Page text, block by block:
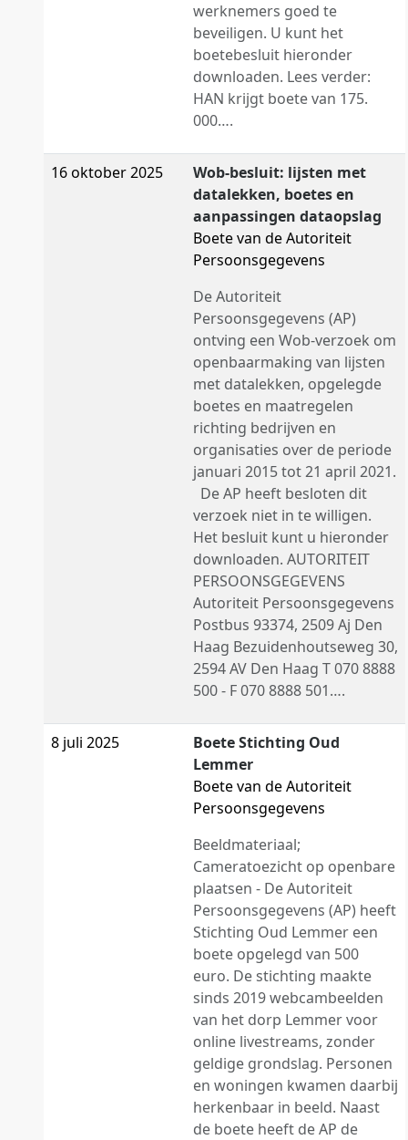
werknemers goed te
beveiligen. U kunt het
boetebesluit hieronder
downloaden. Lees verder:
HAN krijgt boete van 175.
000….
16 oktober 2025
Wob-besluit: lijsten met
datalekken, boetes en
aanpassingen dataopslag
Boete van de Autoriteit
Persoonsgegevens
De Autoriteit
Persoonsgegevens (AP)
ontving een Wob-verzoek om
openbaarmaking van lijsten
met datalekken, opgelegde
boetes en maatregelen
richting bedrijven en
organisaties over de periode
januari 2015 tot 21 april 2021.
De AP heeft besloten dit
verzoek niet in te willigen.
Het besluit kunt u hieronder
downloaden. AUTORITEIT
PERSOONSGEGEVENS
Autoriteit Persoonsgegevens
Postbus 93374, 2509 Aj Den
Haag Bezuidenhoutseweg 30,
2594 AV Den Haag T 070 8888
500 - F 070 8888 501….
8 juli 2025
Boete Stichting Oud
Lemmer
Boete van de Autoriteit
Persoonsgegevens
Beeldmateriaal;
Cameratoezicht op openbare
plaatsen - De Autoriteit
Persoonsgegevens (AP) heeft
Stichting Oud Lemmer een
boete opgelegd van 500
euro. De stichting maakte
sinds 2019 webcambeelden
van het dorp Lemmer voor
online livestreams, zonder
geldige grondslag. Personen
en woningen kwamen daarbij
herkenbaar in beeld. Naast
de boete heeft de AP de